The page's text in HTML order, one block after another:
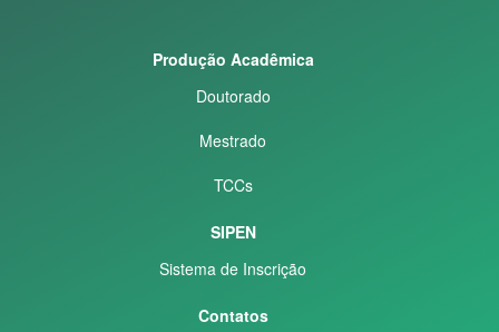
Produção Acadêmica
Doutorado
Mestrado
TCCs
SIPEN
Sistema de Inscrição
Contatos